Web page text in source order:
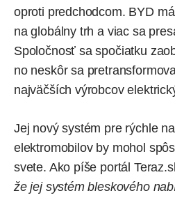
oproti predchodcom. BYD
na globálny trh a viac sa
Spoločnosť sa spočiatku
no neskôr sa
najväčších výrobcov
Jej nový systém pre rýchle
elektromobilov by mohol
svete. Ako píše portál
že jej systém bleskového